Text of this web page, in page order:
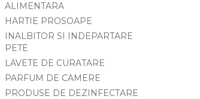
ALIMENTARA
HARTIE PROSOAPE
INALBITOR SI INDEPARTARE
PETE
LAVETE DE CURATARE
PARFUM DE CAMERE
PRODUSE DE DEZINFECTARE